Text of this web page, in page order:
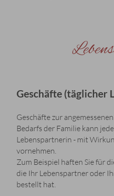
Geschäfte (täglicher
Geschäfte zur
Bedarfs der Familie kann
Lebenspartnerin - mit
vornehmen.
Zum Beispiel haften Sie für
die Ihr Lebenspartner oder
bestellt hat.